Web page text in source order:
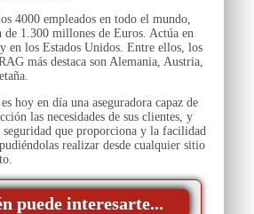
4000 empleados en todo el mundo,
de 1.300 millones de Euros. Actúa en
en los Estados Unidos. Entre ellos, los
más destaca son Alemania, Austria,
hoy en día una aseguradora capaz de
las necesidades de sus clientes, y
seguridad que proporciona y la facilidad
realizar desde cualquier sitio
puede interesarte...